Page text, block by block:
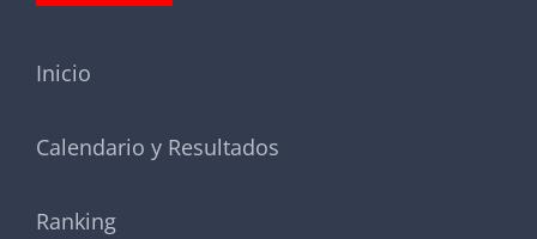
Inicio
Calendario y Resultados
Ranking